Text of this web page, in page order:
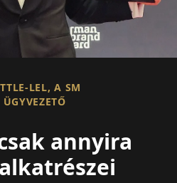
LEL, A SM
annyira